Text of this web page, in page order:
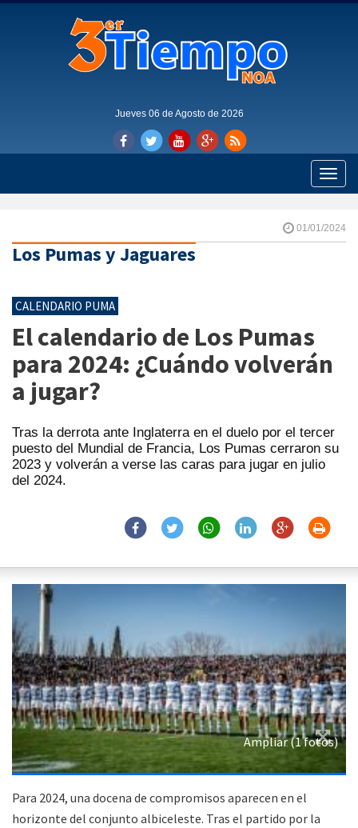
Jueves 06 de Agosto de 2026
Toggle
01/01/2024
Los Pumas y Jaguares
CALENDARIO PUMA
El calendario de Los Pumas
para 2024: ¿Cuándo volverán
a jugar?
Tras la derrota ante Inglaterra en el duelo por el tercer
puesto del Mundial de Francia, Los Pumas cerraron su
2023 y volverán a verse las caras para jugar en julio
del 2024.
Ampliar (1 fotos)
Para 2024, una docena de compromisos aparecen en el
horizonte del conjunto albiceleste. Tras el partido por la